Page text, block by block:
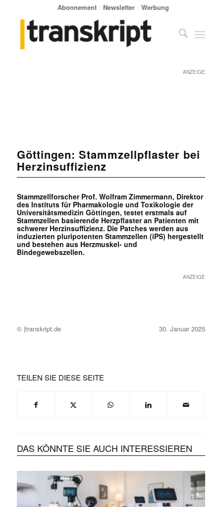
Abonnement Newsletter Werbung
ANZEIGE
Göttingen: Stammzellpflaster bei
Herzinsuffizienz
Stammzellforscher Prof. Wolfram Zimmermann, Direktor
des Instituts für Pharmakologie und Toxikologie der
Universitätsmedizin Göttingen, testet erstmals auf
Stammzellen basierende Herzpflaster an Patienten mit
schwerer Herzinsuffizienz. Die Patches werden aus
induzierten pluripotenten Stammzellen (iPS) hergestellt
und bestehen aus Herzmuskel- und
Bindegewebszellen.
ANZEIGE
© |transkript.de 30. Januar 2025
TEILEN SIE DIESE SEITE
DAS KÖNNTE SIE AUCH INTERESSIEREN